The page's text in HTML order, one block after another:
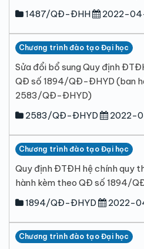
1487/QĐ-ĐHH
2022-
Chương trình đào tạo Đại học
Sửa đổi bổ sung Quy định
QĐ số 1894/QĐ-ĐHYD (ban
2583/QĐ-ĐHYD)
2583/QĐ-ĐHYD
2022-
Chương trình đào tạo Đại học
Quy định ĐTĐH hệ chính quy
hành kèm theo QĐ số 1894/
1894/QĐ-ĐHYD
2022-
Chương trình đào tạo Đại học